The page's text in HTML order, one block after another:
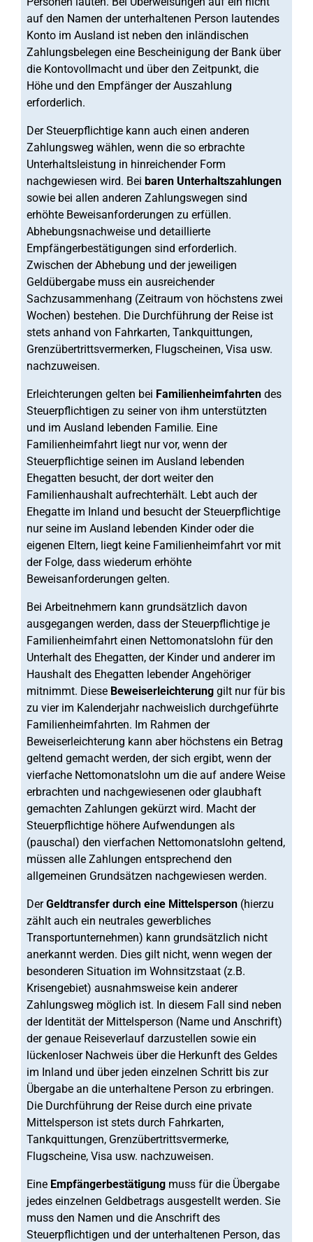
auf den Namen der unterhaltenen Person lautendes
Konto im Ausland ist neben den inländischen
Zahlungsbelegen eine Bescheinigung der Bank über
die Kontovollmacht und über den Zeitpunkt, die
Höhe und den Empfänger der Auszahlung
erforderlich.
Der Steuerpflichtige kann auch einen anderen
Zahlungsweg wählen, wenn die so erbrachte
Unterhaltsleistung in hinreichender Form
nachgewiesen wird. Bei baren Unterhaltszahlungen
sowie bei allen anderen Zahlungswegen sind
erhöhte Beweisanforderungen zu erfüllen.
Abhebungsnachweise und detaillierte
Empfängerbestätigungen sind erforderlich.
Zwischen der Abhebung und der jeweiligen
Geldübergabe muss ein ausreichender
Sachzusammenhang (Zeitraum von höchstens zwei
Wochen) bestehen. Die Durchführung der Reise ist
stets anhand von Fahrkarten, Tankquittungen,
Grenzübertrittsvermerken, Flugscheinen, Visa usw.
nachzuweisen.
Erleichterungen gelten bei Familienheimfahrten des
Steuerpflichtigen zu seiner von ihm unterstützten
und im Ausland lebenden Familie. Eine
Familienheimfahrt liegt nur vor, wenn der
Steuerpflichtige seinen im Ausland lebenden
Ehegatten besucht, der dort weiter den
Familienhaushalt aufrechterhält. Lebt auch der
Ehegatte im Inland und besucht der Steuerpflichtige
nur seine im Ausland lebenden Kinder oder die
eigenen Eltern, liegt keine Familienheimfahrt vor mit
der Folge, dass wiederum erhöhte
Beweisanforderungen gelten.
Bei Arbeitnehmern kann grundsätzlich davon
ausgegangen werden, dass der Steuerpflichtige je
Familienheimfahrt einen Nettomonatslohn für den
Unterhalt des Ehegatten, der Kinder und anderer im
Haushalt des Ehegatten lebender Angehöriger
mitnimmt. Diese Beweiserleichterung gilt nur für bis
zu vier im Kalenderjahr nachweislich durchgeführte
Familienheimfahrten. Im Rahmen der
Beweiserleichterung kann aber höchstens ein Betrag
geltend gemacht werden, der sich ergibt, wenn der
vierfache Nettomonatslohn um die auf andere Weise
erbrachten und nachgewiesenen oder glaubhaft
gemachten Zahlungen gekürzt wird. Macht der
Steuerpflichtige höhere Aufwendungen als
(pauschal) den vierfachen Nettomonatslohn geltend,
müssen alle Zahlungen entsprechend den
allgemeinen Grundsätzen nachgewiesen werden.
DerGeldtransfer durch eine Mittelsperson (hierzu
zählt auch ein neutrales gewerbliches
Transportunternehmen) kann grundsätzlich nicht
anerkannt werden. Dies gilt nicht, wenn wegen der
besonderen Situation im Wohnsitzstaat (z.B.
Krisengebiet) ausnahmsweise kein anderer
Zahlungsweg möglich ist. In diesem Fall sind neben
der Identität der Mittelsperson (Name und Anschrift)
der genaue Reiseverlauf darzustellen sowie ein
lückenloser Nachweis über die Herkunft des Geldes
im Inland und über jeden einzelnen Schritt bis zur
Übergabe an die unterhaltene Person zu erbringen.
Die Durchführung der Reise durch eine private
Mittelsperson ist stets durch Fahrkarten,
Tankquittungen, Grenzübertrittsvermerke,
Flugscheine, Visa usw. nachzuweisen.
Eine Empfängerbestätigung muss für die Übergabe
jedes einzelnen Geldbetrags ausgestellt werden. Sie
muss den Namen und die Anschrift des
Steuerpflichtigen und der unterhaltenen Person, das